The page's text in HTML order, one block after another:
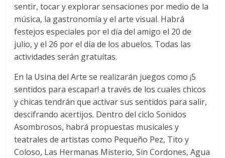
sentir, tocar y explorar sensaciones por medio de la
música, la gastronomía y el arte visual. Habrá
festejos especiales por el día del amigo el 20 de
julio, y el 26 por el día de los abuelos. Todas las
actividades serán gratuitas.
En la Usina del Arte se realizarán juegos como ¡5
sentidos para escapar! a través de los cuales chicos
y chicas tendrán que activar sus sentidos para salir,
descifrando acertijos. Dentro del ciclo Sonidos
Asombrosos, habrá propuestas musicales y
teatrales de artistas como Pequeño Pez, Tito y
Coloso, Las Hermanas Misterio, Sin Cordones, Agua